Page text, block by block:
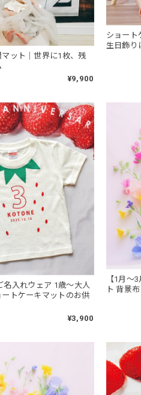
マット｜世界に1枚、残
¥9,900
ショー
生日飾り
名入れウェア 1歳～大人
トケーキマットのお供
¥3,900
【1月～
ト 背